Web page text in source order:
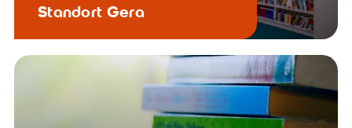
Standort Gera